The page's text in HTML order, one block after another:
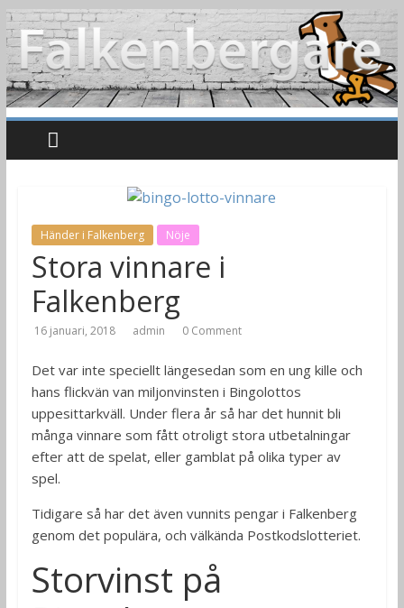
Händer i Falkenberg Nöje
Stora vinnare i
Falkenberg
16 januari, 2018 admin 0 Comment
Det var inte speciellt längesedan som en ung kille och
hans flickvän van miljonvinsten i Bingolottos
uppesittarkväll. Under flera år så har det hunnit bli
många vinnare som fått otroligt stora utbetalningar
efter att de spelat, eller gamblat på olika typer av
spel.
Tidigare så har det även vunnits pengar i Falkenberg
genom det populära, och välkända Postkodslotteriet.
Storvinst på